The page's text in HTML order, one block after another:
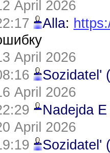
April 2026
Alla:
April 2026
Sozidatel'
April 2026
Nadejda
April 2026
Sozidatel'